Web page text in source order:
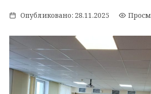
Опубликовано: 28.11.2025